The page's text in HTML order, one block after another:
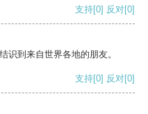
支持[0] 反对[0]
识到来自世界各地的朋友。
支持[0] 反对[0]